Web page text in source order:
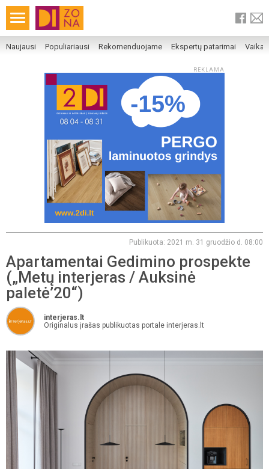
Naujausi Populiariausi Rekomenduojame Ekspertų patarimai
REKLAMA
Publikuota: 2021 m. 31 gruodžio d. 08:00
Apartamentai Gedimino prospekte
(„Metų interjeras / Auksinė
paletė’20“)
interjeras.lt
Originalus įrašas publikuotas portale interjeras.lt